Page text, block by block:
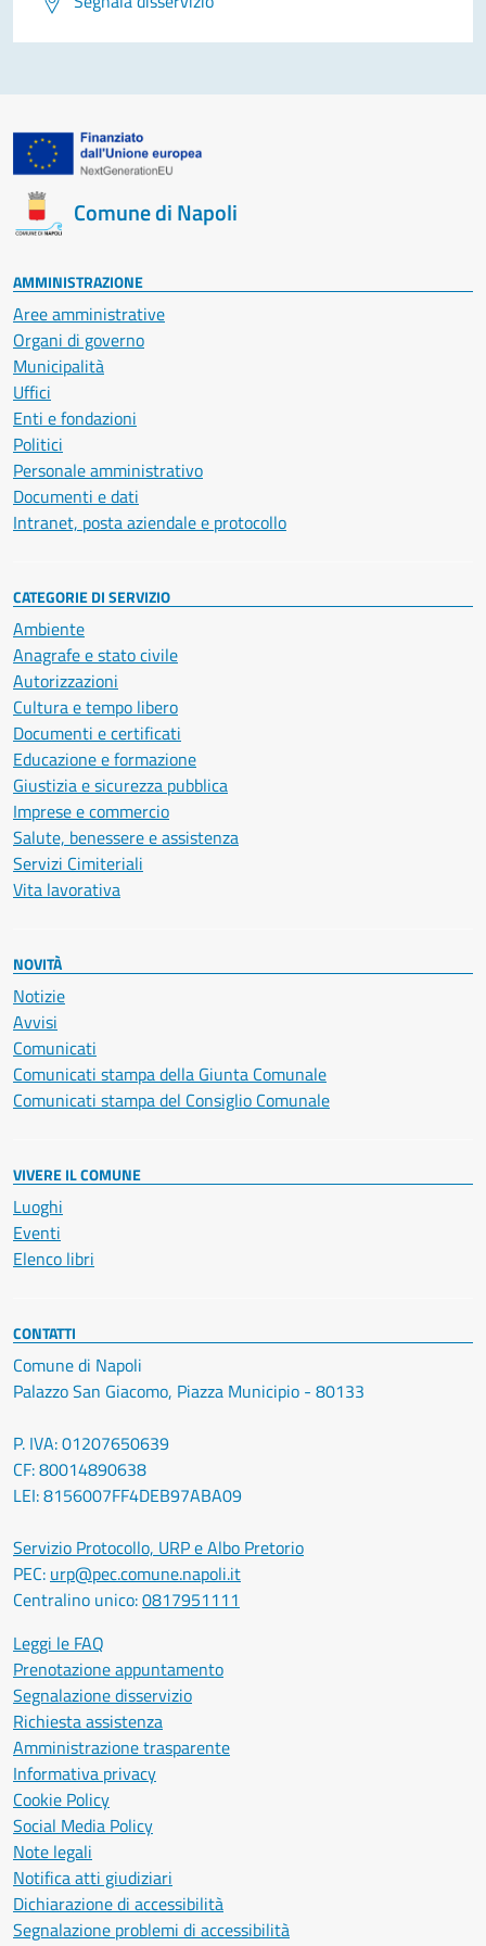
Comune di Napoli
AMMINISTRAZIONE
Aree amministrative
Organi di governo
Municipalità
Uffici
Enti e fondazioni
Politici
Personale amministrativo
Documenti e dati
Intranet, posta aziendale e protocollo
CATEGORIE DI SERVIZIO
Ambiente
Anagrafe e stato civile
Autorizzazioni
Cultura e tempo libero
Documenti e certificati
Educazione e formazione
Giustizia e sicurezza pubblica
Imprese e commercio
Salute, benessere e assistenza
Servizi Cimiteriali
Vita lavorativa
NOVITÀ
Notizie
Avvisi
Comunicati
Comunicati stampa della Giunta Comunale
Comunicati stampa del Consiglio Comunale
VIVERE IL COMUNE
Luoghi
Eventi
Elenco libri
CONTATTI
Comune di Napoli
Palazzo San Giacomo, Piazza Municipio - 80133
P. IVA: 01207650639
CF: 80014890638
LEI: 8156007FF4DEB97ABA09
Servizio Protocollo, URP e Albo Pretorio
PEC: urp@pec.comune.napoli.it
Centralino unico:0817951111
Leggi le FAQ
Prenotazione appuntamento
Segnalazione disservizio
Richiesta assistenza
Amministrazione trasparente
Informativa privacy
Cookie Policy
Social Media Policy
Note legali
Notifica atti giudiziari
Dichiarazione di accessibilità
Segnalazione problemi di accessibilità